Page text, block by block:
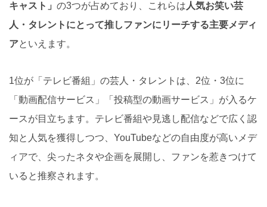
キャスト」 の3つが占めており、これらは 人気お笑い芸
人・タレントにとって推しファンにリーチする主要メディ
アといえます。
1位が「テレビ番組」の芸人・タレントは、2位・3位に
「動画配信サービス」「投稿型の動画サービス」が入るケ
ースが目立ちます。テレビ番組や見逃し配信などで広く認
知と人気を獲得しつつ、YouTubeなどの自由度が高いメデ
ィアで、尖ったネタや企画を展開し、ファンを惹きつけて
いると推察されます。